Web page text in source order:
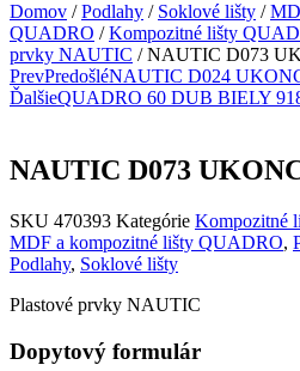
Domov /Podlahy / Soklové lišty /
QUADRO /Kompozitné lišty
prvky NAUTIC / NAUTIC D073
PrevPredošléNAUTIC D024
ĎalšieQUADRO 60 DUB BIELY
NAUTIC D073
SKU 470393 Kategórie Kompozitné
MDF a kompozitné lišty QUADRO,
Podlahy, Soklové lišty
Plastové prvky NAUTIC
Dopytový formulár